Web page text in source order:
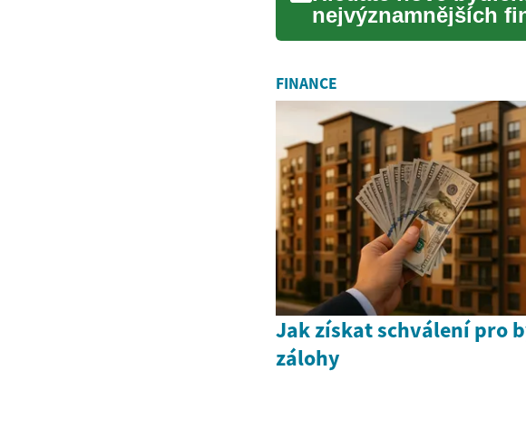
nejvýznamnějších
životě. Ať už jste...
FINANCE
Jak získat schválení pro
zálohy